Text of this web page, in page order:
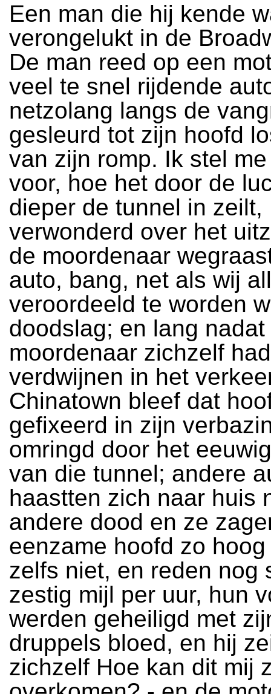
Een man die hij kende
verongelukt in de
De man reed op een
veel te snel rijdende
netzolang langs de
gesleurd tot zijn hoofd
van zijn romp. Ik stel
voor, hoe het door de
dieper de tunnel in zeilt,
verwonderd over het
de moordenaar
auto, bang, net als wij
veroordeeld te worden
doodslag; en lang nadat
moordenaar zichzelf
verdwijnen in het
Chinatown bleef dat
gefixeerd in zijn
omringd door het
van die tunnel; andere
haastten zich naar huis
andere dood en ze
eenzame hoofd zo
zelfs niet, en reden nog
zestig mijl per uur, hun
werden geheiligd met
druppels bloed, en hij
zichzelf Hoe kan dit mij